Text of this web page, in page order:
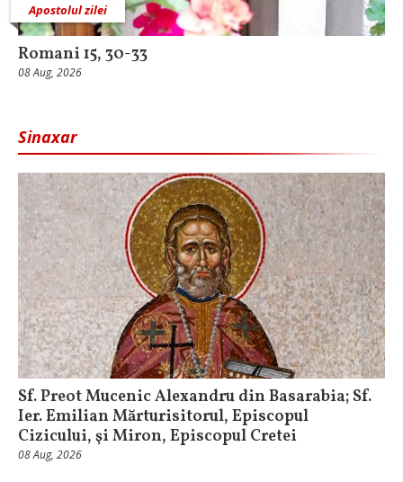
Apostolul zilei
Romani 15, 30-33
08 Aug, 2026
Sinaxar
Sf. Preot Mucenic Alexandru din Basarabia; Sf.
Ier. Emilian Mărturisitorul, Episcopul
Cizicului, şi Miron, Episcopul Cretei
08 Aug, 2026